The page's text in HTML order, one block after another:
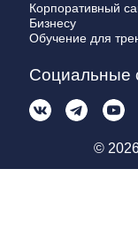
Корпоративный
Бизнесу
Обучение для
Социальные
©